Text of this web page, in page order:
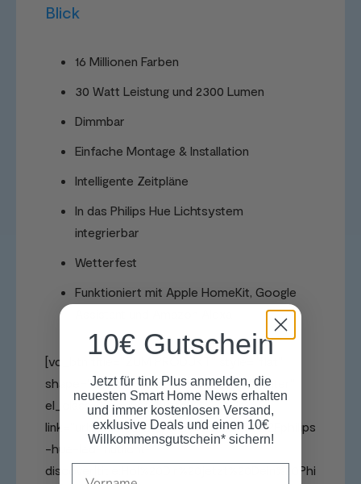
Blick
16 Millionen Farben
30 Watt Leistung und 2300 Lumen
Dimmbar
Einfache Montage & Installation
Intelligente Zeitpläne
In das Philips Hue Lichtsystem
integrierbar
Wetterfest
Funktioniert mit Apple HomeKit, Google
[vc_btn title=“ZUM PRODUKT“ style=“flat“
shape=“square“ color=“black“ align=“center“
el_class=“product_button“
link=“url:https%3A%2F%2Fwww.tink.de%2Fphilips
-hue-led-flutlicht-
discover|title:Hol%20Dir%20jetzt%20Dein%20Phi
10€ Gutschein
Jetzt für tink Plus anmelden, die
neuesten Smart Home News erhalten
und immer kostenlosen Versand,
exklusive Deals und einen 10€
Willkommensgutschein* sichern!